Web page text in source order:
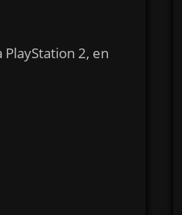
PlayStation 2, en